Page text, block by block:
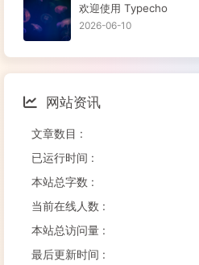
欢迎使用 Typecho
2026-06-10
网站资讯
文章数目 :
已运行时间 :
本站总字数 :
当前在线人数 :
本站总访问量 :
最后更新时间 :